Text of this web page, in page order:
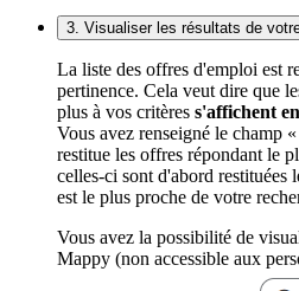
3. Visualiser les résultats de
La liste des offres d'emploi est
pertinence. Cela veut dire que
plus à vos critères s'affichent
Vous avez renseigné le champ
restitue les offres répondant le
celles-ci sont d'abord restituées
est le plus proche de votre
Vous avez la possibilité de
Mappy (non accessible aux